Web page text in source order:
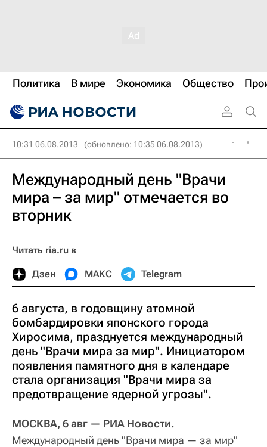
Политика В мире Экономика Общество
10:31 06.08.2013 (обновлено: 10:35 06.08.2013)
Международный день "Врачи
мира – за мир" отмечается во
вторник
Читать ria.ru в
Дзен МАКС Telegram
6 августа, в годовщину атомной
бомбардировки японского города
Хиросима, празднуется международный
день "Врачи мира за мир". Инициатором
появления памятного дня в календаре
стала организация "Врачи мира за
предотвращение ядерной угрозы".
МОСКВА, 6 авг — РИА Новости.
Международный день "Врачи мира — за мир"